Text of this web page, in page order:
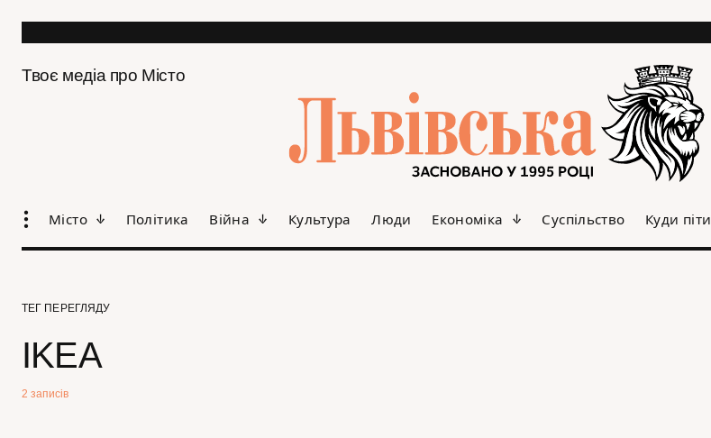
Твоє медіа про Місто
Місто Політика Війна Культура Люди Економіка Суспільство Куди піти
ТЕГ ПЕРЕГЛЯДУ
IKEA
2 записів